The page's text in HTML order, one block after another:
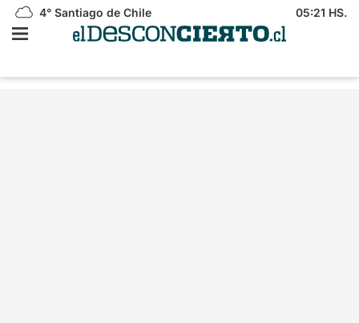
4° Santiago de Chile 05:21 HS.